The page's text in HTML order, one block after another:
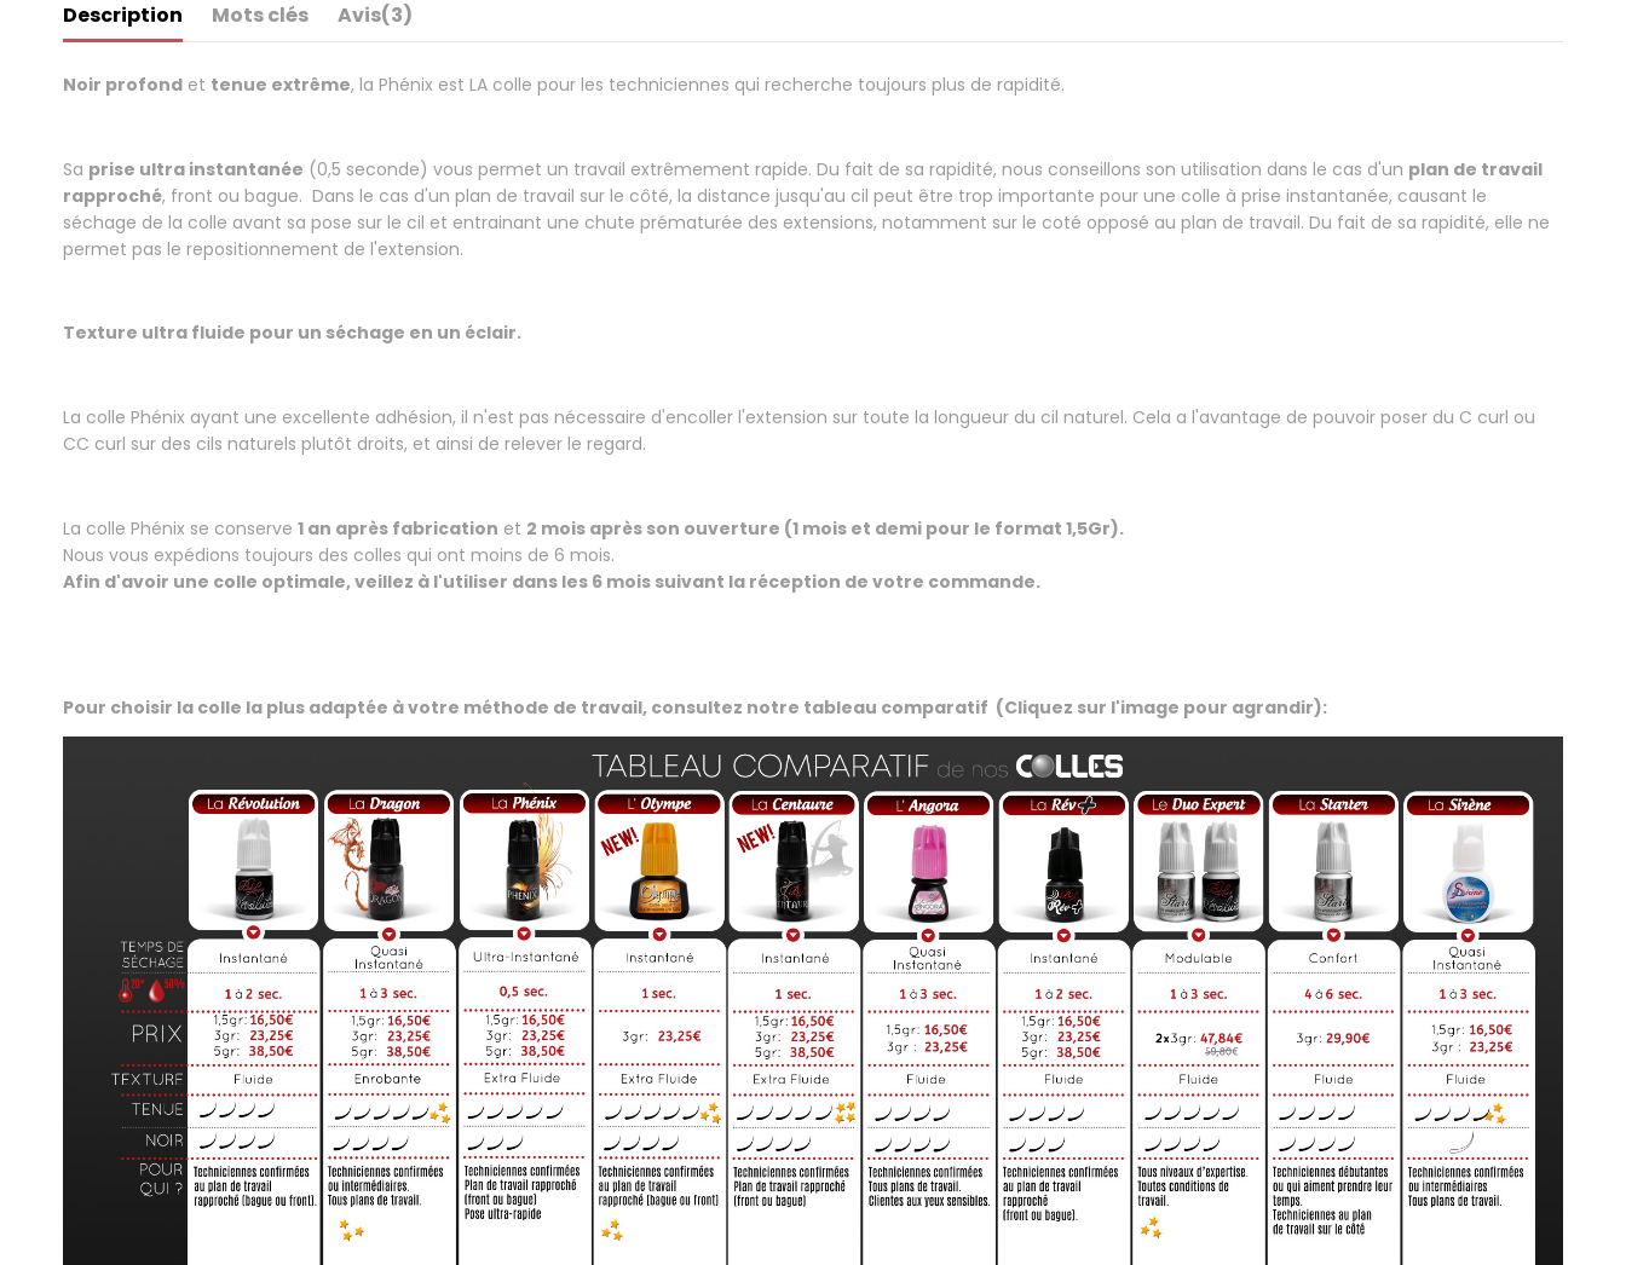
Description Mots clés Avis(3)
Noir profond et tenue extrême, la Phénix est LA colle pour les techniciennes qui recherche toujours plus de rapidité.
Sa prise ultra instantanée (0,5 seconde) vous permet un travail extrêmement rapide. Du fait de sa rapidité, nous conseillons son utilisation dans le cas d'un plan de travail
rapproché, front ou bague. Dans le cas d'un plan de travail sur le côté, la distance jusqu'au cil peut être trop importante pour une colle à prise instantanée, causant le
séchage de la colle avant sa pose sur le cil et entrainant une chute prématurée des extensions, notamment sur le coté opposé au plan de travail. Du fait de sa rapidité, elle ne
permet pas le repositionnement de l'extension.
Texture ultra fluide pour un séchage en un éclair.
La colle Phénix ayant une excellente adhésion, il n'est pas nécessaire d'encoller l'extension sur toute la longueur du cil naturel. Cela a l'avantage de pouvoir poser du C curl ou
CC curl sur des cils naturels plutôt droits, et ainsi de relever le regard.
La colle Phénix se conserve 1 an après fabrication et 2 mois après son ouverture (1 mois et demi pour le format 1,5Gr).
Nous vous expédions toujours des colles qui ont moins de 6 mois.
Afin d'avoir une colle optimale, veillez à l'utiliser dans les 6 mois suivant la réception de votre commande.
Pour choisir la colle la plus adaptée à votre méthode de travail, consultez notre tableau comparatif (Cliquez sur l'image pour agrandir):